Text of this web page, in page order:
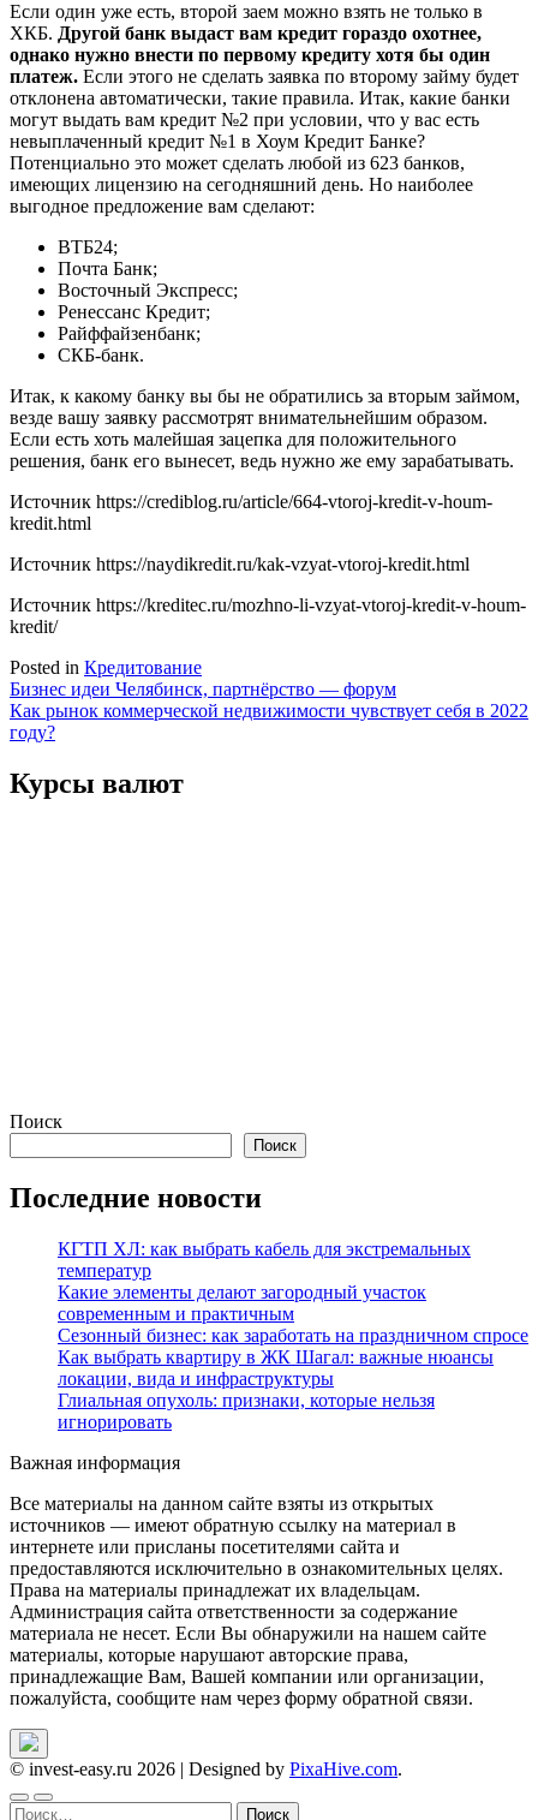
Если один уже есть, второй заем можно взять не только в
ХКБ. Другой банк выдаст вам кредит гораздо охотнее,
однако нужно внести по первому кредиту хотя бы один
платеж. Если этого не сделать заявка по второму займу будет
отклонена автоматически, такие правила. Итак, какие банки
могут выдать вам кредит №2 при условии, что у вас есть
невыплаченный кредит №1 в Хоум Кредит Банке?
Потенциально это может сделать любой из 623 банков,
имеющих лицензию на сегодняшний день. Но наиболее
выгодное предложение вам сделают:
ВТБ24;
Почта Банк;
Восточный Экспресс;
Ренессанс Кредит;
Райффайзенбанк;
СКБ-банк.
Итак, к какому банку вы бы не обратились за вторым займом,
везде вашу заявку рассмотрят внимательнейшим образом.
Если есть хоть малейшая зацепка для положительного
решения, банк его вынесет, ведь нужно же ему зарабатывать.
Источник https://crediblog.ru/article/664-vtoroj-kredit-v-houm-
kredit.html
Источник https://naydikredit.ru/kak-vzyat-vtoroj-kredit.html
Источник https://kreditec.ru/mozhno-li-vzyat-vtoroj-kredit-v-houm-
kredit/
Posted in Кредитование
Навигация
по
Бизнес идеи Челябинск, партнёрство — форум
Как рынок коммерческой недвижимости чувствует себя в 2022
году?
Курсы валют
Поиск
Поиск
Последние новости
КГТП ХЛ: как выбрать кабель для экстремальных
температур
Какие элементы делают загородный участок
современным и практичным
Сезонный бизнес: как заработать на праздничном спросе
Как выбрать квартиру в ЖК Шагал: важные нюансы
локации, вида и инфраструктуры
Глиальная опухоль: признаки, которые нельзя
игнорировать
Важная информация
Все материалы на данном сайте взяты из открытых
источников — имеют обратную ссылку на материал в
интернете или присланы посетителями сайта и
предоставляются исключительно в ознакомительных целях.
Права на материалы принадлежат их владельцам.
Администрация сайта ответственности за содержание
материала не несет. Если Вы обнаружили на нашем сайте
материалы, которые нарушают авторские права,
принадлежащие Вам, Вашей компании или организации,
пожалуйста, сообщите нам через форму обратной связи.
© invest-easy.ru 2026 | Designed by PixaHive.com.
Найти: